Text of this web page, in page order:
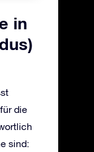
in
die
sind: